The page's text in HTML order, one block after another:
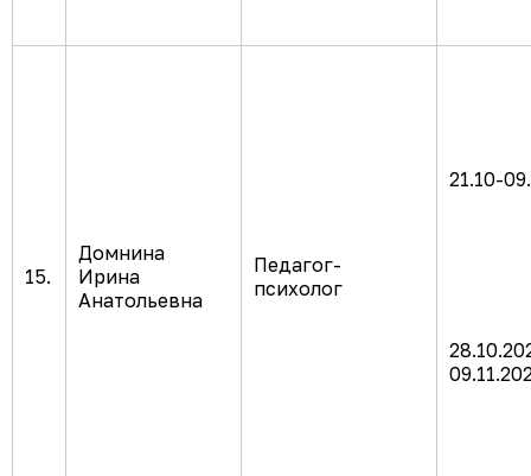
15.
Домнина
Ирина
Анатольевна
Педагог-
психолог
21.10-